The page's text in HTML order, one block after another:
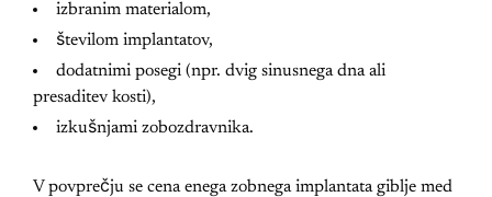
izbranim materialom,
številom implantatov,
dodatnimi posegi (npr. dvig sinusnega dna ali
presaditev kosti),
izkušnjami zobozdravnika.
V povprečju se cena enega zobnega implantata giblje med